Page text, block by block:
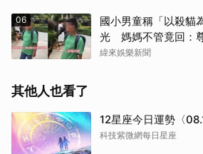
06
國小男童稱「以殺貓
光 媽媽不管竟回：
緯來娛樂新聞
其他人也看了
12星座今日運勢〈
科技紫微網每日星座